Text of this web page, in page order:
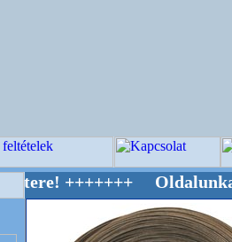
Oldalunkat